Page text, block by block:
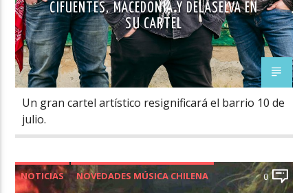
CIFUENTES, MACEDONIA Y DELASELVA EN
SU CARTEL
Un gran cartel artístico resignificará el barrio 10 de
julio.
NOTICIAS
NOVEDADES MÚSICA CHILENA
0